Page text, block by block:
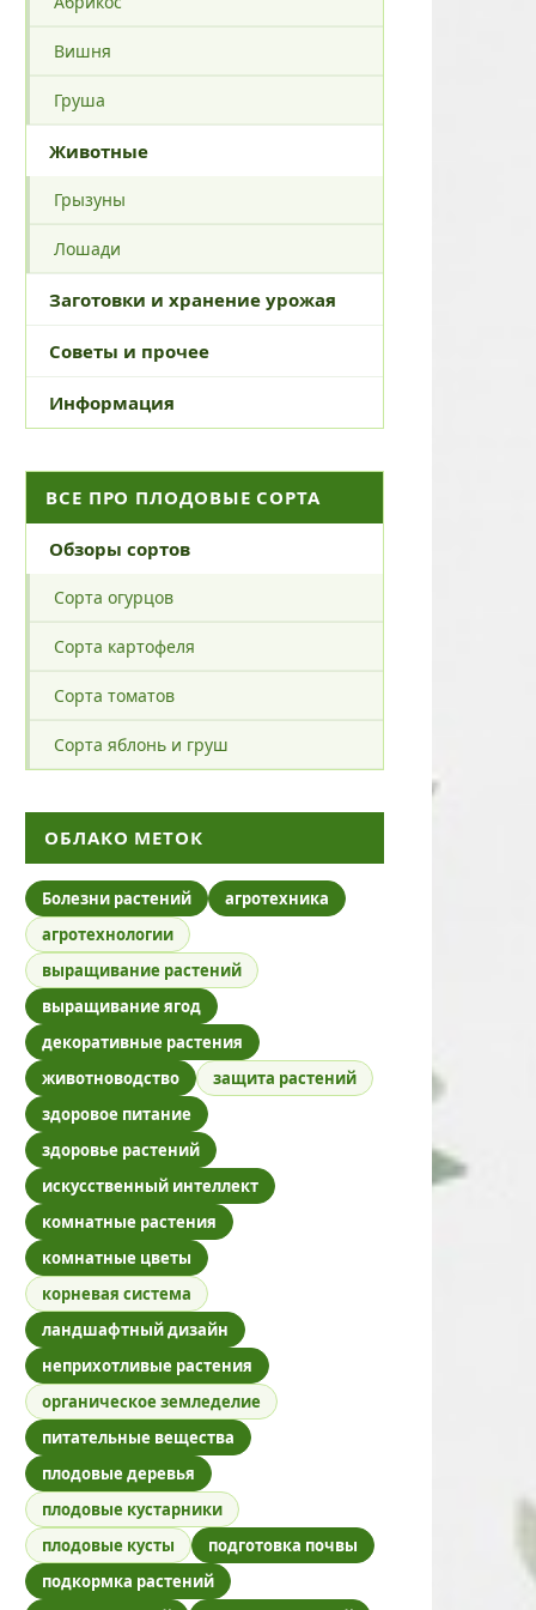
Вишня
Груша
Животные
Грызуны
Лошади
Заготовки и хранение урожая
Советы и прочее
Информация
ВСЕ ПРО ПЛОДОВЫЕ СОРТА
Обзоры сортов
Сорта огурцов
Сорта картофеля
Сорта томатов
Сорта яблонь и груш
ОБЛАКО МЕТОК
Болезни растений
агротехника
агротехнологии
выращивание растений
выращивание ягод
декоративные растения
животноводство
защита растений
здоровое питание
здоровье растений
искусственный интеллект
комнатные растения
комнатные цветы
корневая система
ландшафтный дизайн
неприхотливые растения
органическое земледелие
питательные вещества
плодовые деревья
плодовые кустарники
плодовые кусты
подготовка почвы
подкормка растений